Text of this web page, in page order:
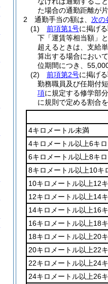
た場合の通勤距離が
2
通勤手当の額は、 次の
(1)
前項第1号に掲げ
下「運賃等相当額」
超えるときは、支給
算出する場合におい
位期間につき、
(2)
前項第2号に掲げ
勤務職員及び任期付
項に規定する修学部
に規則で定める割合
4キロメートル未満
4キロメートル以上6キ
6キロメートル以上8キ
8キロメートル以上10キ
10キロメートル以上12
12キロメートル以上14
14キロメートル以上16
16キロメートル以上18
18キロメートル以上20
20キロメートル以上22
22キロメートル以上24
24キロメートル以上26